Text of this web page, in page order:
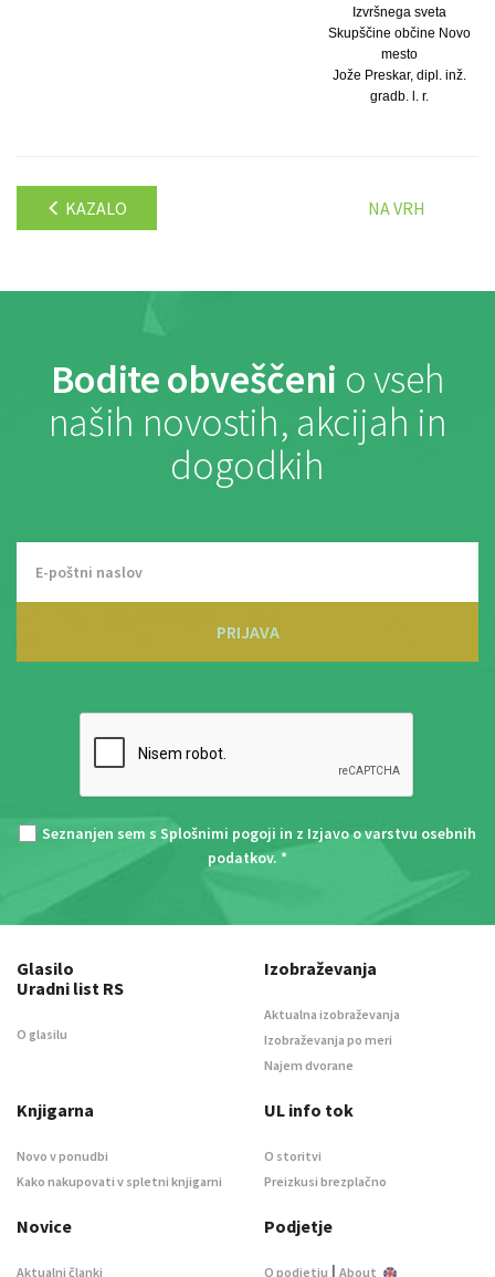
Izvršnega sveta
Skupščine občine Novo
mesto
Jože Preskar, dipl. inž.
gradb. l. r.
KAZALO NA VRH
Bodite obveščeni o vseh
naših novostih, akcijah in
dogodkih
PRIJAVA
Seznanjen sem s Splošnimi pogoji in z Izjavo o varstvu osebnih
podatkov. *
Glasilo
Uradni list RS
O glasilu
Izobraževanja
Aktualna izobraževanja
Izobraževanja po meri
Najem dvorane
Knjigarna
Novo v ponudbi
Kako nakupovati v spletni knjigarni
UL info tok
O storitvi
Preizkusi brezplačno
Novice
Aktualni članki
Podjetje
O podjetju | About